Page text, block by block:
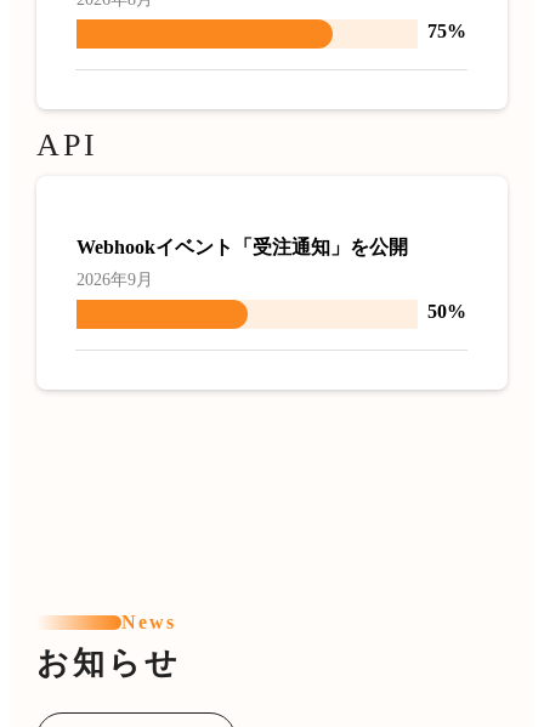
75%
API
Webhookイベント「受注通知」を公開
2026年9月
50%
News
お知らせ